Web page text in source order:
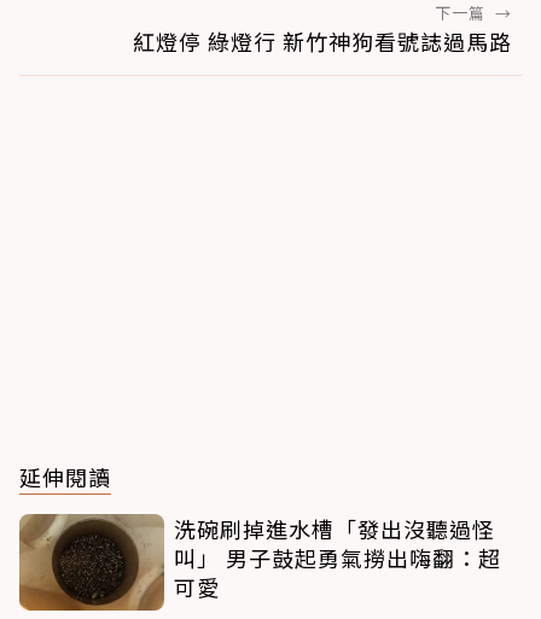
下一篇 →
紅燈停 綠燈行 新竹神狗看號誌過馬路
延伸閱讀
洗碗刷掉進水槽「發出沒聽過怪
叫」 男子鼓起勇氣撈出嗨翻：超
可愛